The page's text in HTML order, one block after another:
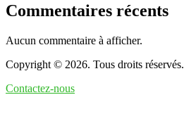
Commentaires récents
Aucun commentaire à afficher.
Copyright © 2026. Tous droits réservés.
Contactez-nous